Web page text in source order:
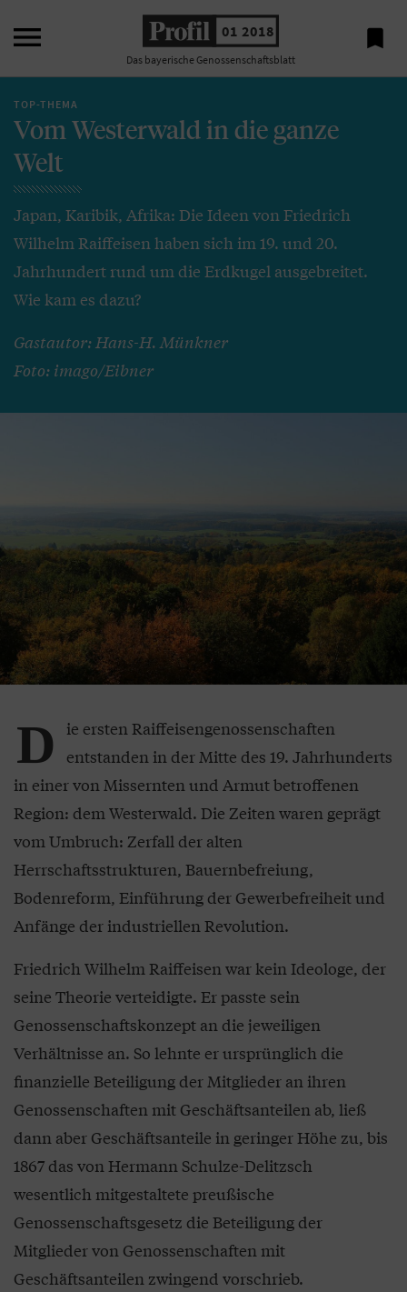
 01 2018
Das bayerische Genossenschaftsblatt

TOP-THEMA
Vom Westerwald in die ganze
Welt
Japan, Karibik, Afrika: Die Ideen von Friedrich
Wilhelm Raiffeisen haben sich im 19. und 20.
Jahrhundert rund um die Erdkugel ausgebreitet.
Wie kam es dazu?
Gastautor: Hans-H. Münkner
Foto: imago/Eibner
D ie ersten Raiffeisengenossenschaften
entstanden in der Mitte des 19. Jahrhunderts
in einer von Missernten und Armut betroffenen
Region: dem Westerwald. Die Zeiten waren geprägt
vom Umbruch: Zerfall der alten
Herrschaftsstrukturen, Bauernbefreiung,
Bodenreform, Einführung der Gewerbefreiheit und
Anfänge der industriellen Revolution.
Friedrich Wilhelm Raiffeisen war kein Ideologe, der
seine Theorie verteidigte. Er passte sein
Genossenschaftskonzept an die jeweiligen
Verhältnisse an. So lehnte er ursprünglich die
finanzielle Beteiligung der Mitglieder an ihren
Genossenschaften mit Geschäftsanteilen ab, ließ
dann aber Geschäftsanteile in geringer Höhe zu, bis
1867 das von Hermann Schulze-Delitzsch
wesentlich mitgestaltete preußische
Genossenschaftsgesetz die Beteiligung der
Mitglieder von Genossenschaften mit
Geschäftsanteilen zwingend vorschrieb.